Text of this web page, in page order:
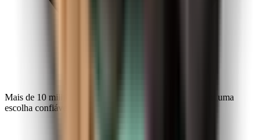
Mais de 10 milhões de exploradores fazem da Kiwi.com uma
escolha confiável em todo o mundo.